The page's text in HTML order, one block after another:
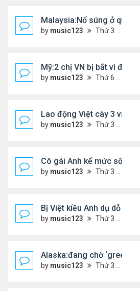
Malaysia:Nổ súng ở quán
by music123 Thứ 3 Tháng 4 21, 2026 6:00 pm
Mỹ:2 chị VN bị bắt vì đem
by music123 Thứ 6 Tháng 4 10, 2026 6:40 pm
Lao động Việt cày 3 việc
by music123 Thứ 3 Tháng 3 31, 2026 4:59 pm
Cô gái Anh kể mức sống
by music123 Thứ 3 Tháng 3 31, 2026 4:52 pm
Bị Việt kiều Anh dụ dỗ
by music123 Thứ 3 Tháng 3 31, 2026 4:41 pm
Alaska:đang chờ ‘green
by music123 Thứ 3 Tháng 3 31, 2026 4:29 pm